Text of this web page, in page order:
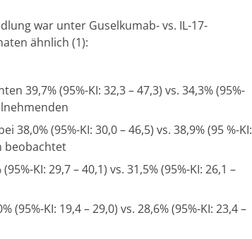
war unter Guselkumab- vs. IL-17-
ähnlich (1):
39,7% (95%-KI: 32,3 – 47,3) vs. 34,3% (95%-
38,0% (95%-KI: 30,0 – 46,5) vs. 38,9% (95 %-KI:
beobachtet
KI: 29,7 – 40,1) vs. 31,5% (95%-KI: 26,1 –
(95%-KI: 19,4 – 29,0) vs. 28,6% (95%-KI: 23,4 –